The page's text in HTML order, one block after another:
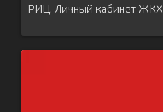
РИЦ. Личный кабинет ЖКХ